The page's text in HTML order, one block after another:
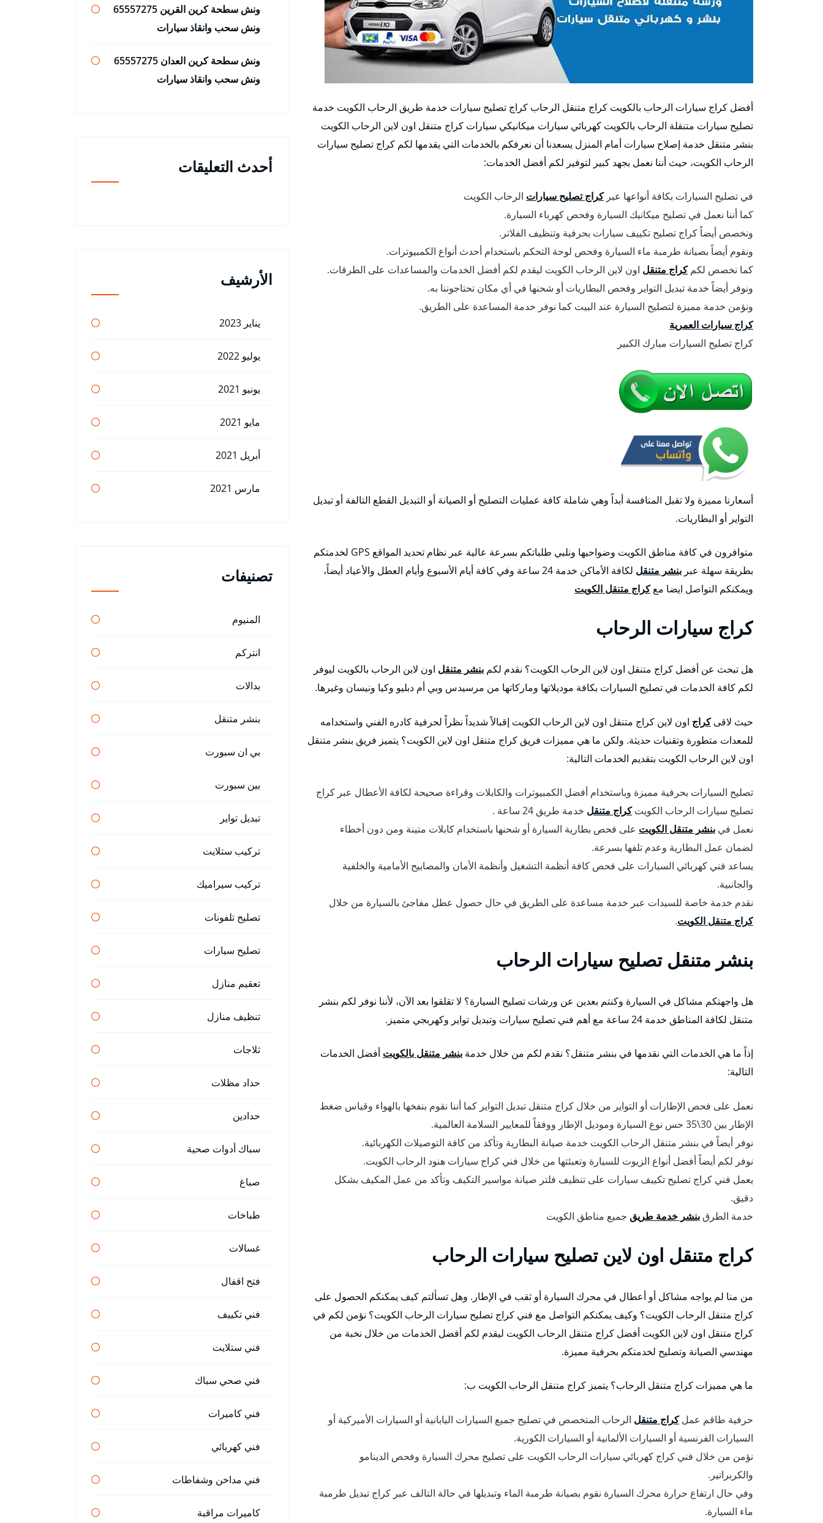
أفضل كراج سيارات الرحاب بالكويت كراج متنقل الرحاب كراج تصليح سيارات خدمة طريق الرحاب الكويت خدمة
تصليح سيارات متنقلة الرحاب بالكويت كهربائي سيارات ميكانيكي سيارات كراج متنقل اون لاين الرحاب الكويت
بنشر متنقل خدمة إصلاح سيارات أمام المنزل يسعدنا أن نعرفكم بالخدمات التي يقدمها لكم كراج تصليح سيارات
الرحاب الكويت، حيث أننا نعمل بجهد كبير لتوفير لكم أفضل الخدمات:
في تصليح السيارات بكافة أنواعها عبركراج تصليح سيارات الرحاب الكويت
كما أننا نعمل في تصليح ميكانيك السيارة وفحص كهرباء السيارة.
ونخصص أيضاً كراج تصليح تكييف سيارات بحرفية وتنظيف الفلاتر.
ونقوم أيضاً بصيانة طرمبة ماء السيارة وفحص لوحة التحكم باستخدام أحدث أنواع الكمبيوترات.
كما نخصص لكمكراج متنقل اون لاين الرحاب الكويت ليقدم لكم أفضل الخدمات والمساعدات على الطرقات.
ونوفر أيضاً خدمة تبديل التواير وفحص البطاريات أو شحنها في أي مكان تحتاجوننا به.
ونؤمن خدمة مميزة لتصليح السيارة عند البيت كما نوفر خدمة المساعدة على الطريق.
كراج سيارات العمرية
كراج تصليح السيارات مبارك الكبير
أسعارنا مميزة ولا تقبل المنافسة أبداً وهي شاملة كافة عمليات التصليح أو الصيانة أو التبديل القطع التالفة أو تبديل
التواير أو البطاريات.
متوافرون في كافة مناطق الكويت وضواحيها ونلبي طلباتكم بسرعة عالية عبر نظام تحديد المواقع GPS لخدمتكم
بطريقة سهلة عبر بنشر متنقل
لكافة الأماكن خدمة 24 ساعة وفي كافة أيام الأسبوع وأيام العطل والأعياد أيضاً،
ويمكنكم التواصل ايضا معكراج متنقل الكويت
كراج سيارات الرحاب
هل تبحث عن أفضل كراج متنقل اون لاين الرحاب الكويت؟ نقدم لكم بنشر متنقل اون لاين الرحاب بالكويت ليوفر
لكم كافة الخدمات في تصليح السيارات بكافة موديلاتها وماركاتها من مرسيدس وبي أم دبليو وكيا ونيسان وغيرها.
حيث لاقىكراج اون لاين كراج متنقل اون لاين الرحاب الكويت إقبالاً شديداً نظراً لحرفية كادره الفني واستخدامه
للمعدات متطورة وتقنيات حديثة. ولكن ما هي مميزات فريق كراج متنقل اون لاين الكويت؟ يتميز فريق بنشر متنقل
اون لاين الرحاب الكويت بتقديم الخدمات التالية:
تصليح السيارات بحرفية مميزة وباستخدام أفضل الكمبيوترات والكابلات وقراءة صحيحة لكافة الأعطال عبر كراج
تصليح سيارات الرحاب الكويتكراج متنقل خدمة طريق 24 ساعة .
نعمل في بنشر متنقل الكويت على فحص بطارية السيارة أو شحنها باستخدام كابلات متينة ومن دون أخطاء
لضمان عمل البطارية وعدم تلفها بسرعة.
يساعد فني كهربائي السيارات على فحص كافة أنظمة التشغيل وأنظمة الأمان والمصابيح الأمامية والخلفية
والجانبية.
نقدم خدمة خاصة للسيدات عبر خدمة مساعدة على الطريق في حال حصول عطل مفاجئ بالسيارة من خلال
كراج متنقل الكويت.
بنشر متنقل تصليح سيارات الرحاب
هل واجهتكم مشاكل في السيارة وكنتم بعدين عن ورشات تصليح السيارة؟ لا تقلقوا بعد الآن، لأننا نوفر لكم بنشر
متنقل لكافة المناطق خدمة 24 ساعة مع أهم فني تصليح سيارات وتبديل تواير وكهربجي متميز.
إذاً ما هي الخدمات التي نقدمها في بنشر متنقل؟ نقدم لكم من خلال خدمة بنشر متنقل بالكويت أفضل الخدمات
التالية:
نعمل على فحص الإطارات أو التواير من خلال كراج متنقل تبديل التواير كما أننا نقوم بنفخها بالهواء وقياس ضغط
الإطار بين 30\35 حس نوع السيارة وموديل الإطار ووفقاً للمعايير السلامة العالمية.
نوفر أيضاً في بنشر متنقل الرحاب الكويت خدمة صيانة البطارية وتأكد من كافة التوصيلات الكهربائية.
نوفر لكم أيضاً أفضل أنواع الزيوت للسيارة وتعبئتها من خلال فني كراج سيارات هنود الرحاب الكويت.
يعمل فني كراج تصليح تكييف سيارات على تنظيف فلتر صيانة مواسير التكيف وتأكد من عمل المكيف بشكل
دقيق.
خدمة الطرقبنشر خدمة طريق جميع مناطق الكويت
كراج متنقل اون لاين تصليح سيارات الرحاب
من منا لم يواجه مشاكل أو أعطال في محرك السيارة أو ثقب في الإطار. وهل تسألتم كيف يمكنكم الحصول على
كراج متنقل الرحاب الكويت؟ وكيف يمكنكم التواصل مع فني كراج تصليح سيارات الرحاب الكويت؟ نؤمن لكم في
كراج متنقل اون لاين الكويت أفضل كراج متنقل الرحاب الكويت ليقدم لكم أفضل الخدمات من خلال نخبة من
مهندسي الصيانة وتصليح لخدمتكم بحرفية مميزة.
ما هي مميزات كراج متنقل الرحاب؟ يتميز كراج متنقل الرحاب الكويت ب:
حرفية طاقم عملكراج متنقل الرحاب المتخصص في تصليح جميع السيارات اليابانية أو السيارات الأميركية أو
السيارات الفرنسية أو السيارات الألمانية أو السيارات الكورية.
نؤمن من خلال فني كراج كهربائي سيارات الرحاب الكويت على تصليح محرك السيارة وفحص الدينامو
والكربراتير.
وفي حال ارتفاع حرارة محرك السيارة نقوم بصيانة طرمبة الماء وتبديلها في حالة التالف عبر كراج تبديل طرمبة
ماء السيارة.
ونش سطحة كرين القرين 65557275
ونش سحب وانقاذ سيارات
ونش سطحة كرين العدان 65557275
ونش سحب وانقاذ سيارات
أحدث التعليقات
الأرشيف
يناير 2023
يوليو 2022
يونيو 2021
مايو 2021
أبريل 2021
مارس 2021
تصنيفات
المنيوم
انتركم
بدالات
بنشر متنقل
بي ان سبورت
بين سبورت
تبديل تواير
تركيب ستلايت
تركيب سيراميك
تصليح تلفونات
تصليح سيارات
تعقيم منازل
تنظيف منازل
ثلاجات
حداد مظلات
حدادين
سباك أدوات صحية
صباغ
طباخات
غسالات
فتح اقفال
فني تكييف
فني ستلايت
فني صحي سباك
فني كاميرات
فني كهربائي
فني مداخن وشفاطات
كاميرات مراقبة